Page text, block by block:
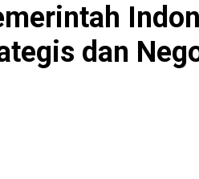
dan